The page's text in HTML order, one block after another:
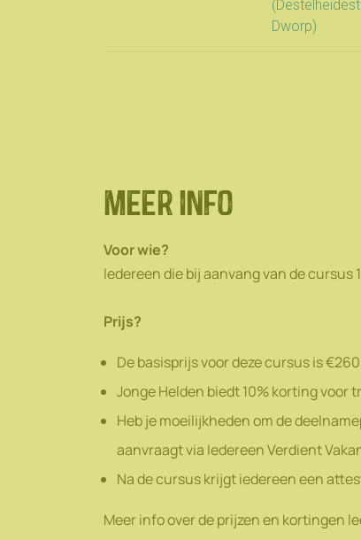
Meer info
Voor wie?
Iedereen die bij aanvang van de
Prijs?
De basisprijs voor deze cursus is
Jonge Helden biedt 10% korting
Heb je moeilijkheden om de
aanvraagt via Iedereen Verdient
Na de cursus krijgt iedereen een
Meer info over de prijzen en kortingen